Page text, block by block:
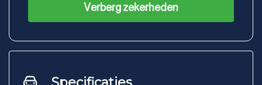
Verberg zekerheden